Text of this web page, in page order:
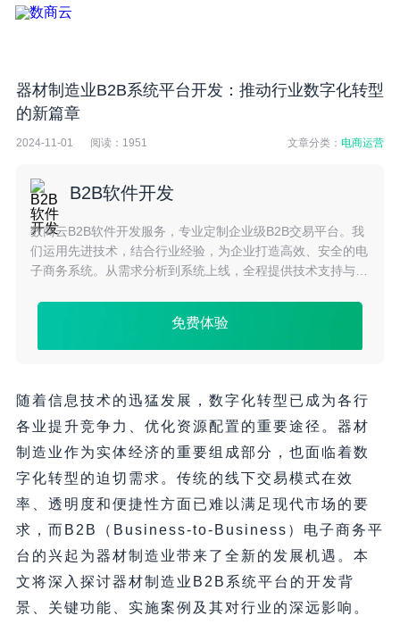
器材制造业B2B系统平台开发：推动行业数字化转型
的新篇章
2024-11-01 阅读： 1951 文章分类：电商运营
B2B软件开发
数商云B2B软件开发服务，专业定制企业级B2B交易平台。我
们运用先进技术，结合行业经验，为企业打造高效、安全的电
子商务系统。从需求分析到系统上线，全程提供技术支持与咨
时代。
免费体验
随着信息技术的迅猛发展，数字化转型已成为各行
各业提升竞争力、优化资源配置的重要途径。器材
制造业作为实体经济的重要组成部分，也面临着数
字化转型的迫切需求。传统的线下交易模式在效
率、透明度和便捷性方面已难以满足现代市场的要
求，而B2B（Business-to-Business）电子商务平
台的兴起为器材制造业带来了全新的发展机遇。本
文将深入探讨器材制造业B2B系统平台的开发背
景、关键功能、实施案例及其对行业的深远影响。